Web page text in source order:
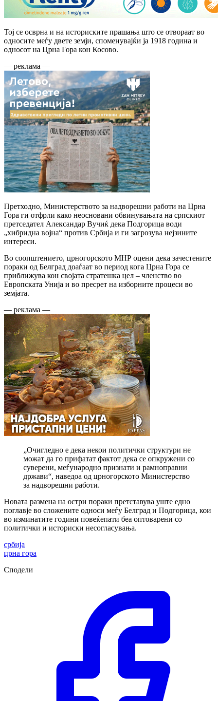
Тој се осврна и на историските прашања што се отвораат во
односите меѓу двете земји, споменувајќи ја 1918 година и
односот на Црна Гора кон Косово.
— реклама —
Претходно, Министерството за надворешни работи на Црна
Гора ги отфрли како неосновани обвинувањата на српскиот
претседател Александар Вучиќ дека Подгорица води
„хибридна војна“ против Србија и ги загрозува нејзините
интереси.
Во соопштението, црногорското МНР оцени дека зачестените
пораки од Белград доаѓаат во период кога Црна Гора се
приближува кон својата стратешка цел – членство во
Европската Унија и во пресрет на изборните процеси во
земјата.
— реклама —
„Очигледно е дека некои политички структури не
можат да го прифатат фактот дека се опкружени со
суверени, меѓународно признати и рамноправни
држави“, наведоа од црногорското Министерство
за надворешни работи.
Новата размена на остри пораки претставува уште едно
поглавје во сложените односи меѓу Белград и Подгорица, кои
во изминатите години повеќепати беа оптоварени со
политички и историски несогласувања.
србија
црна гора
Сподели